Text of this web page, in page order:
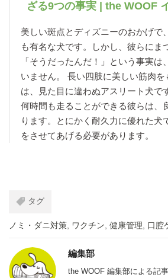
ざる9つの事実 | the WOOF
美しい斑点とディズニーのおかげで
も有名な犬です。しかし、彼らにま
「そうだったんだ！」という事実は
いません。 長い四肢に美しい筋肉
は、見た目に違わぬアスリート犬で
何時間も走ることができる彼らは、
ります。とにかく耐久力に優れた犬
をさせてあげる必要があります。
タグ
ノミ・ダニ対策, ワクチン, 健康管理, 口腔
編集部
the WOOF 編集部による記